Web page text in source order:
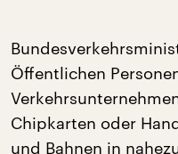
Öffentlichen
Chipkarten oder
und Bahnen in